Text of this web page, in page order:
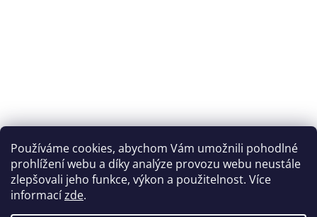
Používáme cookies, abychom Vám umožnili pohodlné
prohlížení webu a díky analýze provozu webu neustále
zlepšovali jeho funkce, výkon a použitelnost. Více
informacízde.
Katka Hromasová Foto